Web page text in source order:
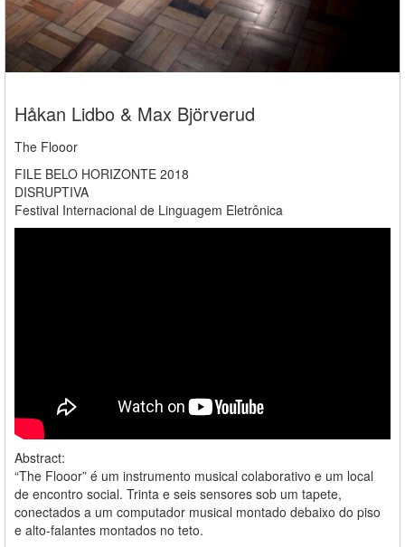
Håkan Lidbo & Max Björverud
The Flooor
FILE BELO HORIZONTE 2018
DISRUPTIVA
Festival Internacional de Linguagem Eletrônica
Abstract:
“The Flooor” é um instrumento musical colaborativo e um local
de encontro social. Trinta e seis sensores sob um tapete,
conectados a um computador musical montado debaixo do piso
e alto-falantes montados no teto.